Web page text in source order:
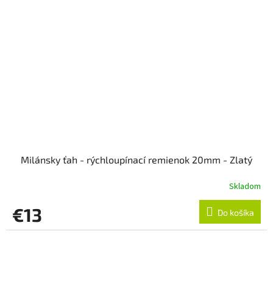
Milánsky ťah - rýchloupínací remienok 20mm - Zlatý
Skladom
€13 Do košíka